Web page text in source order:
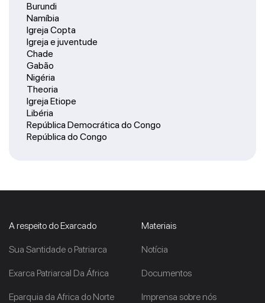
Burundi
Namíbia
Igreja Copta
Igreja e juventude
Chade
Gabão
Nigéria
Theoria
Igreja Etiope
Libéria
República Democrática do Congo
República do Congo
A respeito do Exarcado
Sua Santidade o Patriarca
Exarca Patriarcal Da África
Eparquia da Africa do Norte
Materiais
Notícia
Documentos
Imprensa sobre nós